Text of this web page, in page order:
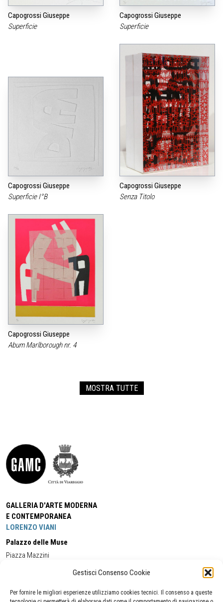
Gestisci Consenso Cookie
Per fornire le migliori esperienze utilizziamo cookies tecnici. Il consenso a queste
Capogrossi Giuseppe
Superficie
Capogrossi Giuseppe
Superficie
Capogrossi Giuseppe
Superficie I°B
Capogrossi Giuseppe
Senza Titolo
Capogrossi Giuseppe
Abum Marlborough nr. 4
MOSTRA TUTTE
GALLERIA D'ARTE MODERNA
E CONTEMPORANEA
LORENZO VIANI
Palazzo delle Muse
Piazza Mazzini
Cell:+39 338 5714978 (orario apertura Galleria)
Tel:
+39 0584 944580
(orario 09.00/13.00)
Email:gamc@comune.viareggio.lu.it